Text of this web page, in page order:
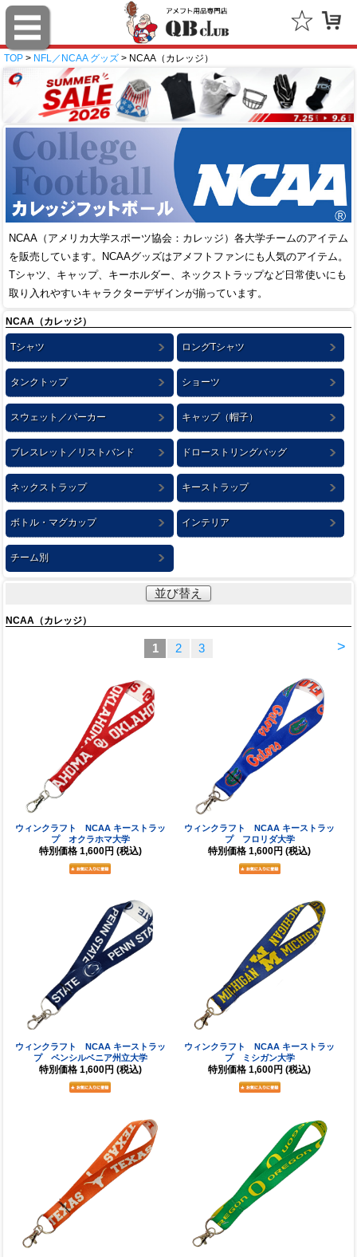
TOP > NFL／NCAA グッズ > NCAA（カレッジ）
NCAA（アメリカ大学スポーツ協会：カレッジ）各大学チームのアイテム
を販売しています。NCAAグッズはアメフトファンにも人気のアイテム。
Tシャツ、キャップ、キーホルダー、ネックストラップなど日常使いにも
取り入れやすいキャラクターデザインが揃っています。
NCAA（カレッジ）
Tシャツ ロングTシャツ
タンクトップ ショーツ
スウェット／パーカー キャップ（帽子）
ブレスレット／リストバンド ドローストリングバッグ
ネックストラップ キーストラップ
ボトル・マグカップ インテリア
チーム別
並び替え
NCAA（カレッジ）
>
1 2 3
ウィンクラフト NCAA キーストラッ
プ オクラホマ大学
特別価格 1,600円 (税込)
ウィンクラフト NCAA キーストラッ
プ フロリダ大学
特別価格 1,600円 (税込)
ウィンクラフト NCAA キーストラッ
プ ペンシルベニア州立大学
特別価格 1,600円 (税込)
ウィンクラフト NCAA キーストラッ
プ ミシガン大学
特別価格 1,600円 (税込)